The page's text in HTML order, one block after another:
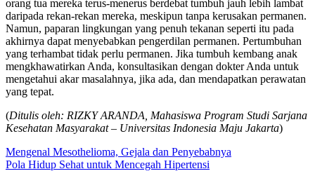
orang tua mereka terus-menerus berdebat tumbuh jauh lebih lambat
daripada rekan-rekan mereka, meskipun tanpa kerusakan permanen.
Namun, paparan lingkungan yang penuh tekanan seperti itu pada
akhirnya dapat menyebabkan pengerdilan permanen. Pertumbuhan
yang terhambat tidak perlu permanen. Jika tumbuh kembang anak
mengkhawatirkan Anda, konsultasikan dengan dokter Anda untuk
mengetahui akar masalahnya, jika ada, dan mendapatkan perawatan
yang tepat.
(Ditulis oleh: RIZKY ARANDA, Mahasiswa Program Studi Sarjana
Kesehatan Masyarakat – Universitas Indonesia Maju Jakarta)
Navigasi
pos
Mengenal Mesothelioma, Gejala dan Penyebabnya
Pola Hidup Sehat untuk Mencegah Hipertensi